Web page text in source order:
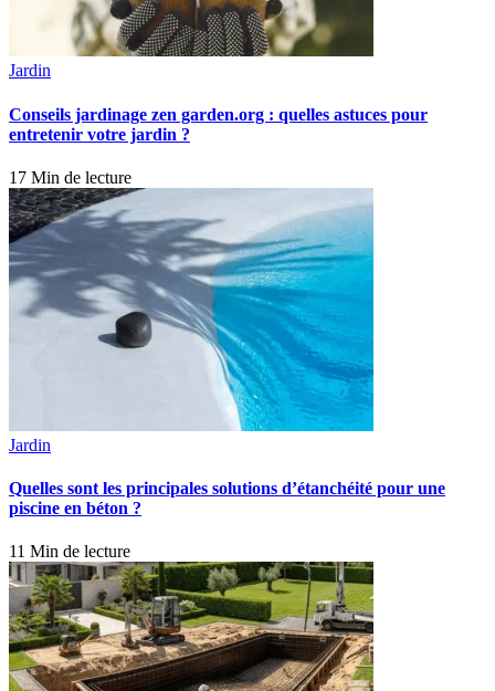
Jardin
Conseils jardinage zen garden.org : quelles astuces pour
entretenir votre jardin ?
17 Min de lecture
Jardin
Quelles sont les principales solutions d’étanchéité pour une
piscine en béton ?
11 Min de lecture